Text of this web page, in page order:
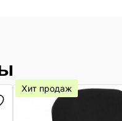
Хит продаж